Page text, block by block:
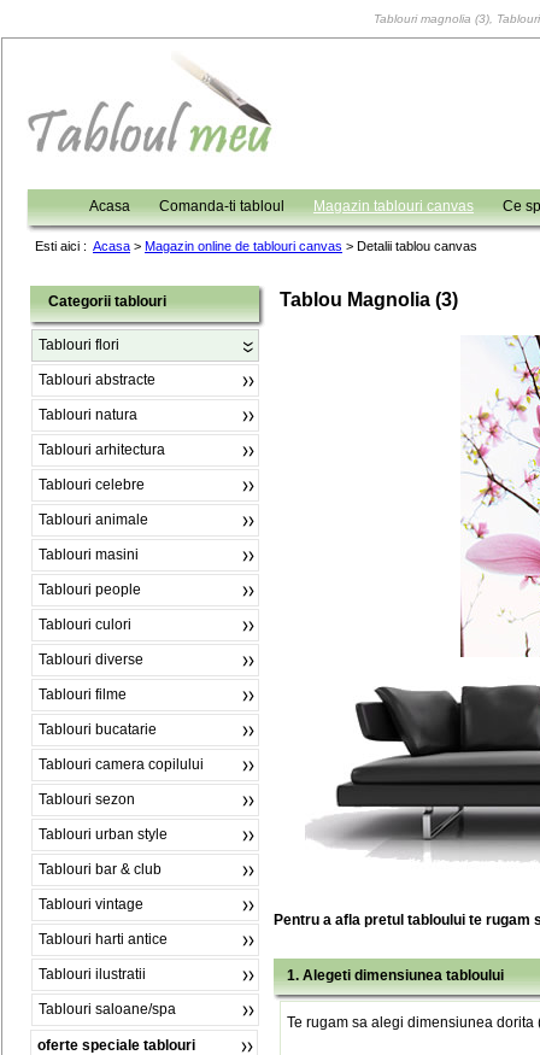
Tablouri magnolia (3),
Acasa Comanda-ti tabloul Magazin tablouri canvas Ce
Esti aici : Acasa > Magazin online de tablouri canvas > Detalii tablou canvas
Categorii tablouri
Tablouri flori
Tablouri abstracte
Tablouri natura
Tablouri arhitectura
Tablouri celebre
Tablouri animale
Tablouri masini
Tablouri people
Tablouri culori
Tablouri diverse
Tablouri filme
Tablouri bucatarie
Tablouri camera copilului
Tablouri sezon
Tablouri urban style
Tablouri bar & club
Tablouri vintage
Tablouri harti antice
Tablouri ilustratii
Tablouri saloane/spa
oferte speciale tablouri
Tablou Magnolia (3)
Pentru a afla pretul tabloului te rugam
1. Alegeti dimensiunea tabloului
Te rugam sa alegi dimensiunea dorita